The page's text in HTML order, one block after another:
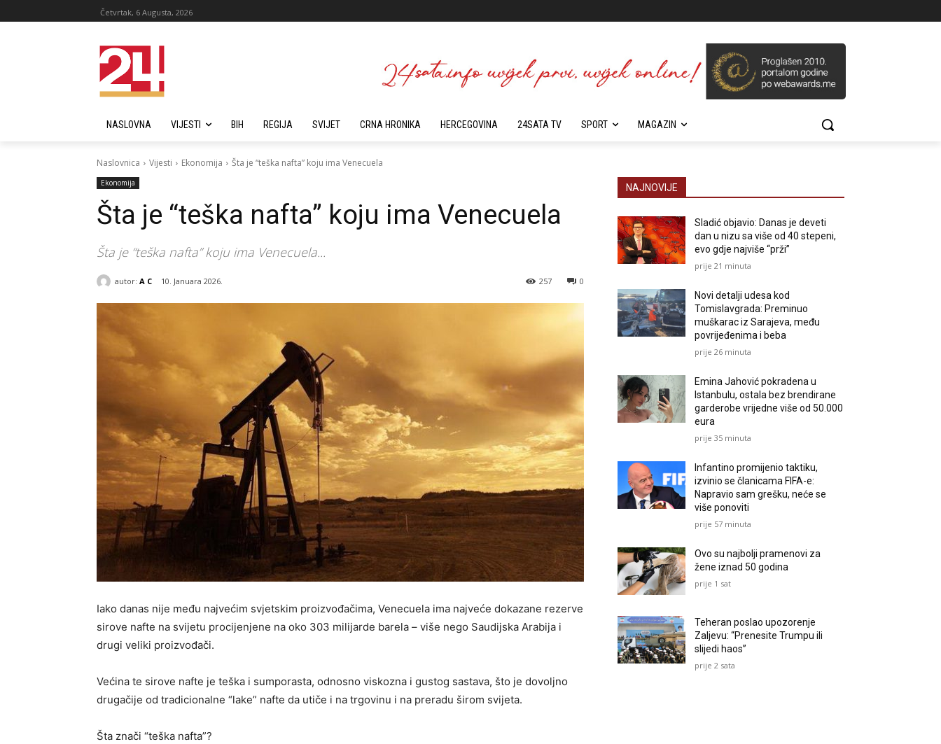
Četvrtak, 6 Augusta, 2026
NASLOVNA VIJESTI BIH REGIJA SVIJET CRNA HRONIKA HERCEGOVINA 24SATA TV SPORT MAGAZIN
Naslovnica Vijesti Ekonomija Šta je “teška nafta” koju ima Venecuela
Ekonomija
Šta je “teška nafta” koju ima Venecuela
Šta je “teška nafta” koju ima Venecuela...
autor: A C 10. Januara 2026. 0
257
Iako danas nije među najvećim svjetskim proizvođačima, Venecuela ima najveće dokazane rezerve
sirove nafte na svijetu procijenjene na oko 303 milijarde barela – više nego Saudijska Arabija i
drugi veliki proizvođači.
Većina te sirove nafte je teška i sumporasta, odnosno viskozna i gustog sastava, što je dovoljno
drugačije od tradicionalne “lake” nafte da utiče i na trgovinu i na preradu širom svijeta.
Šta znači “teška nafta”?
NAJNOVIJE
Sladić objavio: Danas je deveti
dan u nizu sa više od 40 stepeni,
evo gdje najviše “prži”
prije 21 minuta
Novi detalji udesa kod
Tomislavgrada: Preminuo
muškarac iz Sarajeva, među
povrijeđenima i beba
prije 26 minuta
Emina Jahović pokradena u
Istanbulu, ostala bez brendirane
garderobe vrijedne više od 50.000
eura
prije 35 minuta
Infantino promijenio taktiku,
izvinio se članicama FIFA-e:
Napravio sam grešku, neće se
više ponoviti
prije 57 minuta
Ovo su najbolji pramenovi za
žene iznad 50 godina
prije 1 sat
Teheran poslao upozorenje
Zaljevu: “Prenesite Trumpu ili
slijedi haos”
prije 2 sata